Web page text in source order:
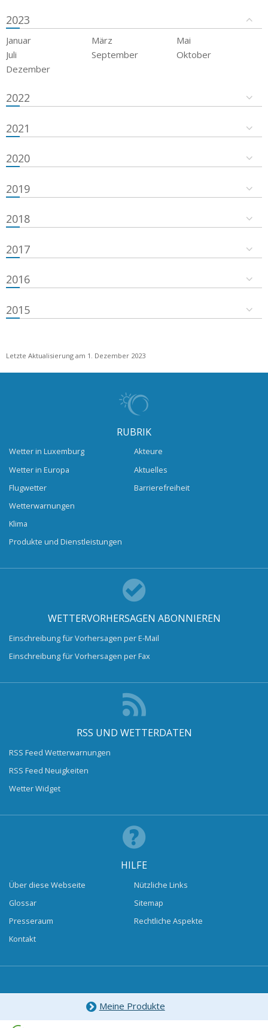
2023
Januar März
Mai
Juli
September
Oktober
Dezember
2022
2021
2020
2019
2018
2017
2016
2015
Letzte Aktualisierung am 1. Dezember 2023
RUBRIK
Wetter in Luxemburg
Wetter in Europa
Flugwetter
Wetterwarnungen
Klima
Produkte und Dienstleistungen
Akteure
Aktuelles
Barrierefreiheit
WETTERVORHERSAGEN ABONNIEREN
Einschreibung für Vorhersagen per E-Mail
Einschreibung für Vorhersagen per Fax
RSS UND WETTERDATEN
RSS Feed Wetterwarnungen
RSS Feed Neuigkeiten
Wetter Widget
HILFE
Über diese Webseite
Glossar
Presseraum
Kontakt
Nützliche Links
Sitemap
Rechtliche Aspekte
Meine Produkte